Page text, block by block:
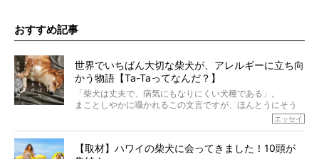
おすすめ記事
世界でいちばん大切な柴犬が、アレルギーに立ち向
かう物語【Ta-Taってなんだ？】
「柴犬は丈夫で、病気にもなりにくい犬種である」。
まことしやかに囁かれるこの文言ですが、ほんとうにそう
もちろん、犬種としての完成度がとてつもなく高い柴犬だ
でも、いざそれぞれの個体を見ていくと、丈夫で病気にも
エッセイ
【取材】ハワイの柴犬に会ってきました！10頭が